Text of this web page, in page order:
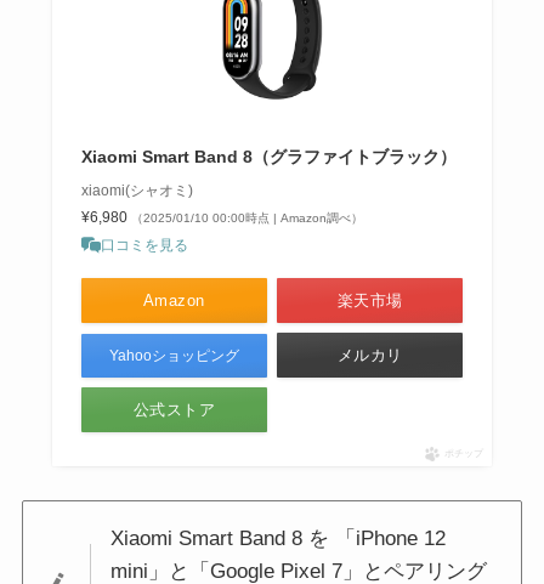
Xiaomi Smart Band 8（グラファイトブラック）
xiaomi(シャオミ)
¥6,980
（2025/01/10 00:00時点 | Amazon調べ）
口コミを見る
Amazon 楽天市場
Yahooショッピング メルカリ
公式ストア
ポチップ
Xiaomi Smart Band 8 を 「iPhone 12
mini」と「Google Pixel 7」とペアリング